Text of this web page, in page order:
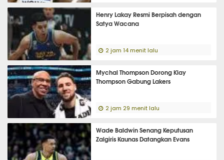
Henry Lakay Resmi Berpisah dengan
Satya Wacana
2 jam 14 menit lalu
Mychal Thompson Dorong Klay
Thompson Gabung Lakers
2 jam 29 menit lalu
Wade Baldwin Senang Keputusan
Zalgiris Kaunas Datangkan Evans